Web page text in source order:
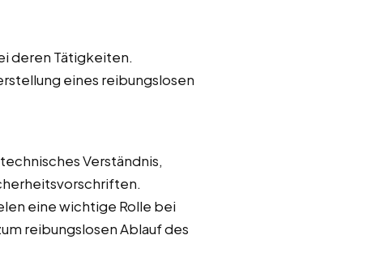
deren Tätigkeiten.
eines reibungslosen
Verständnis,
eine wichtige Rolle bei
reibungslosen Ablauf des